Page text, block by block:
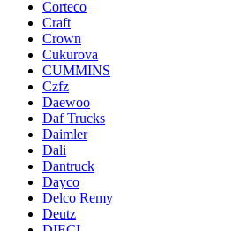
Corteco
Craft
Crown
Cukurova
CUMMINS
Czfz
Daewoo
Daf Trucks
Daimler
Dali
Dantruck
Dayco
Delco Remy
Deutz